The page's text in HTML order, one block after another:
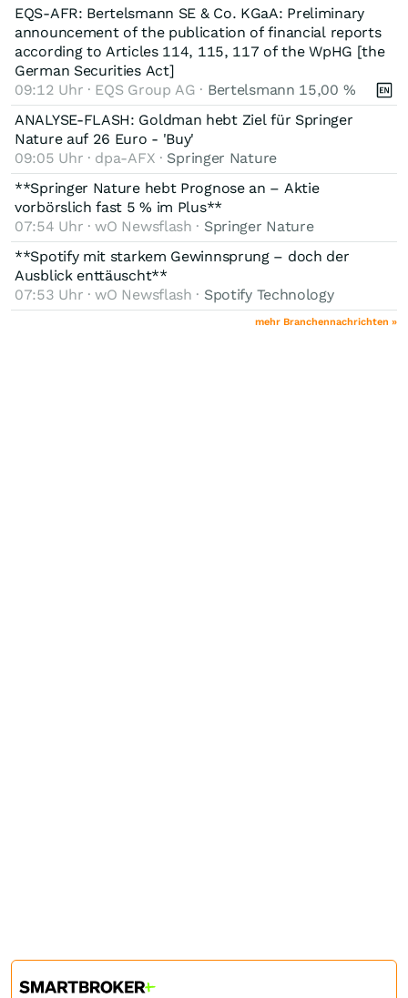
EQS-AFR: Bertelsmann SE & Co. KGaA: Preliminary
announcement of the publication of financial reports
according to Articles 114, 115, 117 of the WpHG [the
German Securities Act]
09:12 Uhr · EQS Group AG · Bertelsmann 15,00 %
ANALYSE-FLASH: Goldman hebt Ziel für Springer
Nature auf 26 Euro - 'Buy'
09:05 Uhr · dpa-AFX · Springer Nature
**Springer Nature hebt Prognose an – Aktie
vorbörslich fast 5 % im Plus**
07:54 Uhr · wO Newsflash · Springer Nature
**Spotify mit starkem Gewinnsprung – doch der
Ausblick enttäuscht**
07:53 Uhr · wO Newsflash · Spotify Technology
mehr Branchennachrichten »